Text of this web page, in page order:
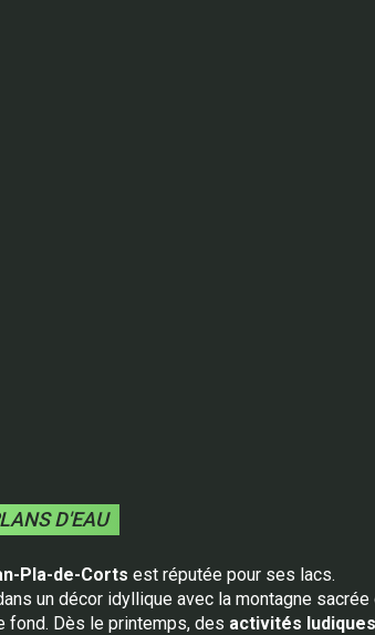
D'EAU
Pla-de-Corts est réputée pour ses lacs.
un décor idyllique avec la montagne sacrée
fond. Dès le printemps, des activités